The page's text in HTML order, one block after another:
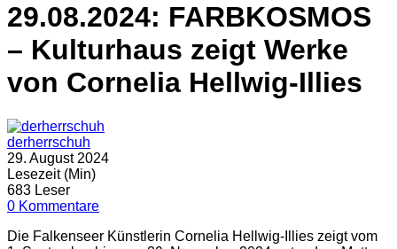
29.08.2024: FARBKOSMOS
– Kulturhaus zeigt Werke
von Cornelia Hellwig-Illies
derherrschuh
29. August 2024
Lesezeit (Min)
683 Leser
0 Kommentare
Die Falkenseer Künstlerin Cornelia Hellwig-Illies zeigt vom